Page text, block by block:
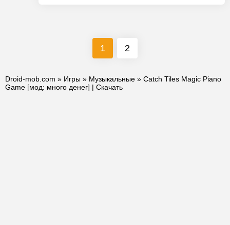
1 2
Droid-mob.com » Игры » Музыкальные » Catch Tiles Magic Piano
Game [мод: много денег] | Скачать